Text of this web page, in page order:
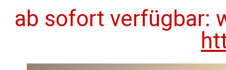
ab sofort verfügbar: